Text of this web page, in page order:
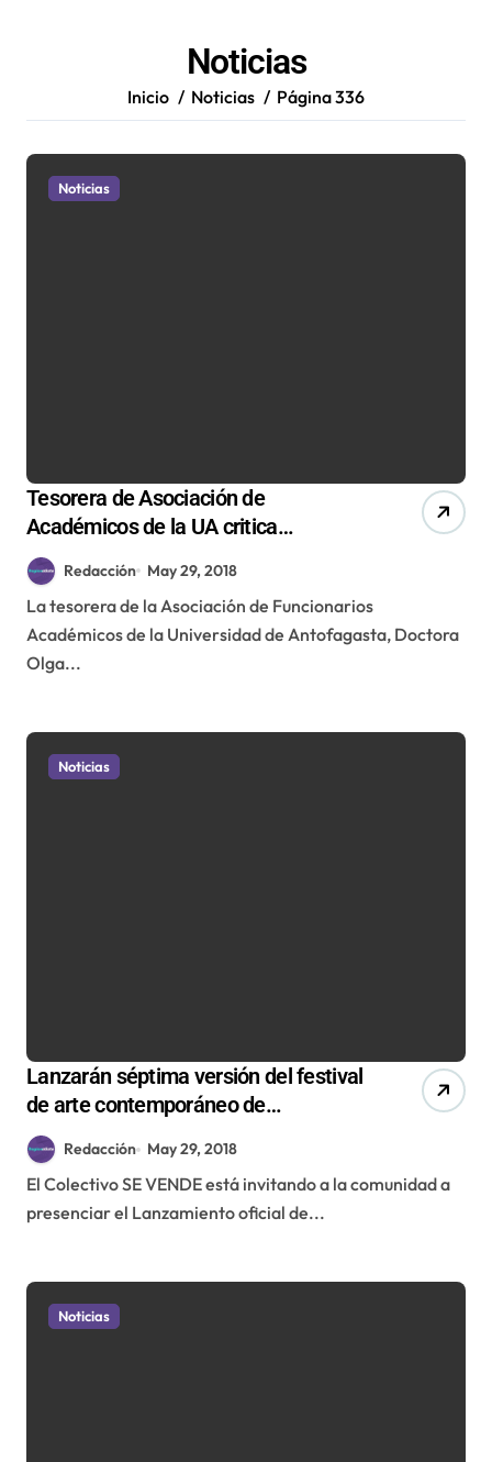
Noticias
Inicio Noticias Página 336
Noticias
Tesorera de Asociación de
Académicos de la UA critica
declaración y asegura que no firmó el
comunicado
Redacción May 29, 2018
La tesorera de la Asociación de Funcionarios
Académicos de la Universidad de Antofagasta, Doctora
Olga...
Noticias
Lanzarán séptima versión del festival
de arte contemporáneo de
Antofagasta
Redacción May 29, 2018
El Colectivo SE VENDE está invitando a la comunidad a
presenciar el Lanzamiento oficial de...
Noticias